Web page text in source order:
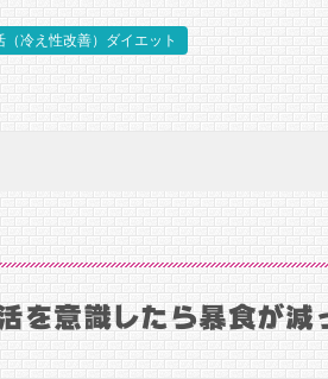
（冷え性改善）ダイエット
を意識したら暴食が減